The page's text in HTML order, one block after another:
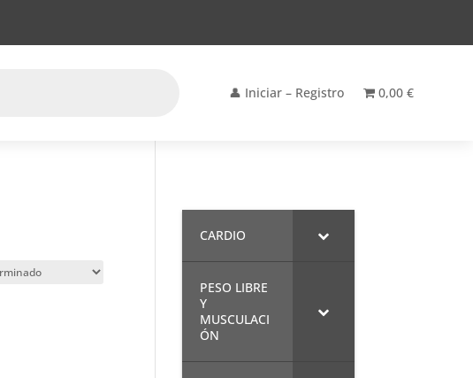
👤 Iniciar – Registro 0,00 €
CARDIO
PESO LIBRE
Y
MUSCULACI
ÓN